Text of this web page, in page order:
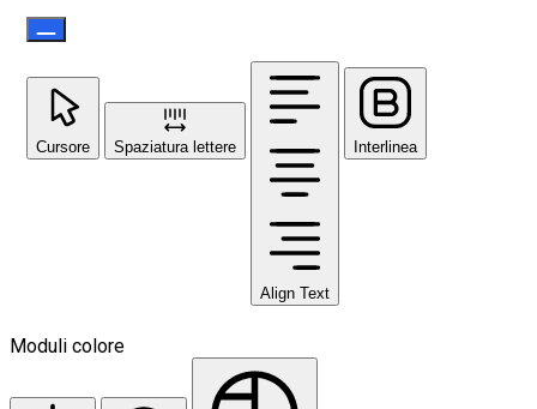
Cursore Spaziatura lettere
Align Text
Interlinea
Moduli colore